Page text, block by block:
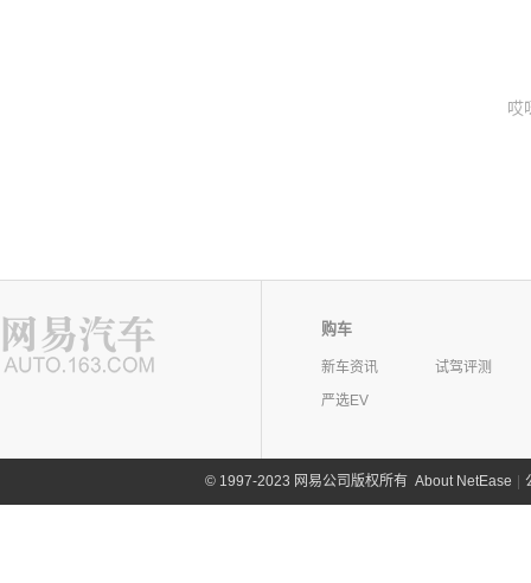
哎
购车
新车资讯
试驾评测
严选EV
©1997-2023 网易公司版权所有 About NetEase